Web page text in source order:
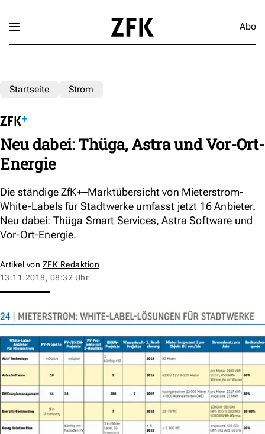
Abo
Startseite Strom
Neu dabei: Thüga, Astra und Vor-Ort-
Energie
Die ständige ZfK+–Marktübersicht von Mieterstrom-
White-Labels für Stadtwerke umfasst jetzt 16 Anbieter.
Neu dabei: Thüga Smart Services, Astra Software und
Vor-Ort-Energie.
Artikel von ZFK Redaktion
13.11.2018, 08:32 Uhr